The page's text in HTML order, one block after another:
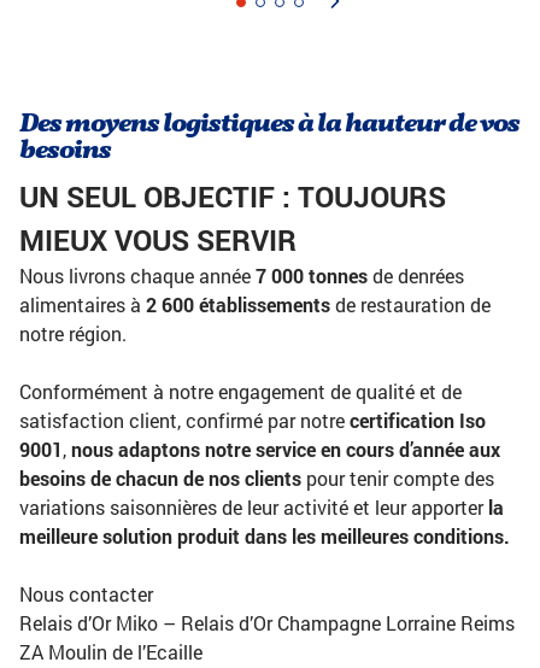
Des moyens logistiques à la hauteur de vos
besoins
UN SEUL OBJECTIF : TOUJOURS
MIEUX VOUS SERVIR
Nous livrons chaque année7 000 tonnesde denrées
alimentaires à 2 600 établissementsde restauration de
notre région.
Conformément à notre engagement de qualité et de
satisfaction client, confirmé par notrecertification Iso
9001,nous adaptons notre service en cours d’année aux
besoins de chacun de nos clients pour tenir compte des
variations saisonnières de leur activité et leur apporterla
meilleure solution produit dans les meilleures conditions.
Nous contacter
Relais d’Or Miko – Relais d’Or Champagne Lorraine Reims
ZA Moulin de l’Ecaille